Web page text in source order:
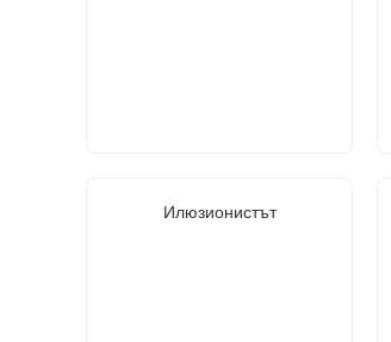
Илюзионистът